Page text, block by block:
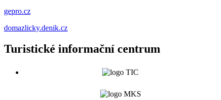
gepro.cz
domazlicky.denik.cz
Turistické informační centrum